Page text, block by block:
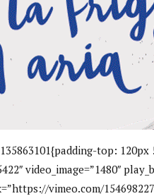
top:
video_image=”1480″
vimeo.com/